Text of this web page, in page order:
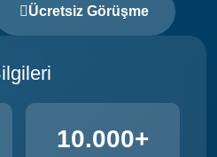
Ücretsiz Görüşme
10.000+